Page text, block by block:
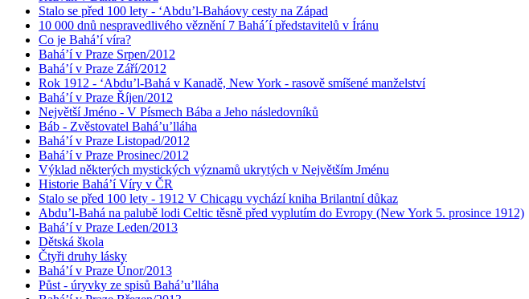
Stalo se před 100 lety - ‘Abdu’l-Baháovy cesty na Západ
10 000 dnů nespravedlivého věznění 7 Bahá´í představitelů v Íránu
Co je Bahá’í víra?
Bahá’í v Praze Srpen/2012
Bahá’í v Praze Září/2012
Rok 1912 - ‘Abdu’l-Bahá v Kanadě, New York - rasově smíšené manželství
Bahá’í v Praze Říjen/2012
Největší Jméno - V Písmech Bába a Jeho následovníků
Báb - Zvěstovatel Bahá’u’lláha
Bahá’í v Praze Listopad/2012
Bahá’í v Praze Prosinec/2012
Výklad některých mystických významů ukrytých v Největším Jménu
Historie Bahá’í Víry v ČR
Stalo se před 100 lety - 1912 V Chicagu vychází kniha Brilantní důkaz
Abdu’l-Bahá na palubě lodi Celtic těsně před vyplutím do Evropy (New York 5. prosince 1912)
Bahá’í v Praze Leden/2013
Dětská škola
Čtyři druhy lásky
Bahá’í v Praze Únor/2013
Půst - úryvky ze spisů Bahá’u’lláha